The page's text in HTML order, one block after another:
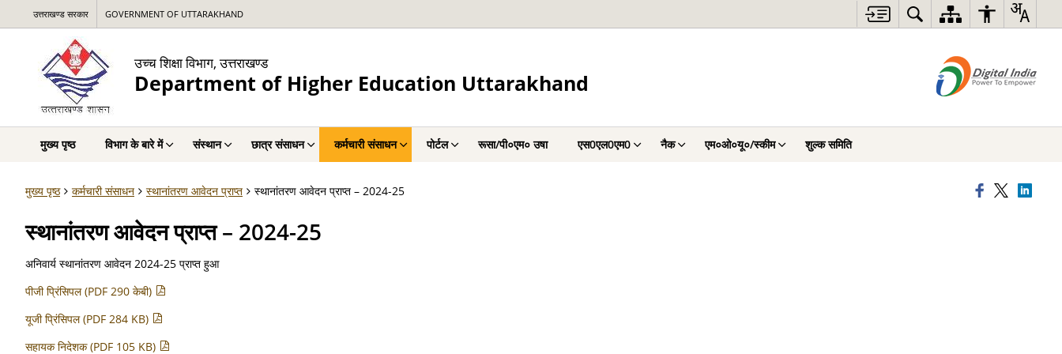
उत्तराखण्ड सरकार GOVERNMENT OF UTTARAKHAND
उच्च शिक्षा विभाग, उत्तराखण्ड
Department of Higher Education Uttarakhand
मुख्य पृष्ठ विभाग के बारे में संस्थान छात्र संसाधन कर्मचारी संसाधन पोर्टल रूसा/पी०एम० उषा एस0एल0एम0 नैक एम०ओ०यू०/स्कीम शुल्क समिति
मुख्य पृष्ठ कर्मचारी संसाधन स्थानांतरण आवेदन प्राप्त स्थानांतरण आवेदन प्राप्त – 2024-25
स्थानांतरण आवेदन प्राप्त – 2024-25
अनिवार्य स्थानांतरण आवेदन 2024-25 प्राप्त हुआ
पीजी प्रिंसिपल (PDF 290 केबी)
यूजी प्रिंसिपल (PDF 284 KB)
सहायक निदेशक (PDF 105 KB)